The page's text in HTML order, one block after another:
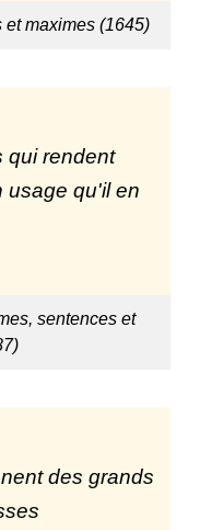
et maximes (1645)
qui rendent
usage qu'il en
sentences et
des grands